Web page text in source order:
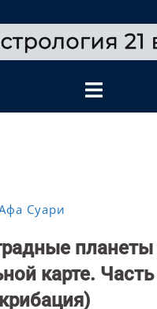
Суари
планеты
карте.